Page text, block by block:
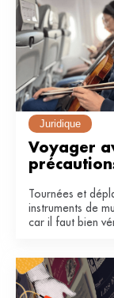
Juridique
Voyager
Tournées et
instruments de
car il faut bien